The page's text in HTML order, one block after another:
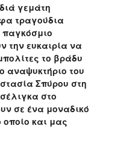
γεμάτη
τραγούδια
την ευκαιρία να
το βράδυ
αναψυκτήριο του
Σπύρου στη
στο
σε ένα μοναδικό
οποίο και μας